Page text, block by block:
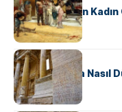
Antik Roma’nın
KÜLTÜR
Antik Yunanca Nasıl